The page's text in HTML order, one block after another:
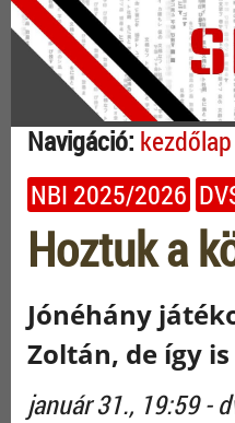
Navigáció: kezdőlap
NBI 2025/2026
Hoztuk a
Jónéhány
Zoltán, de így is
január 31., 19:59 -